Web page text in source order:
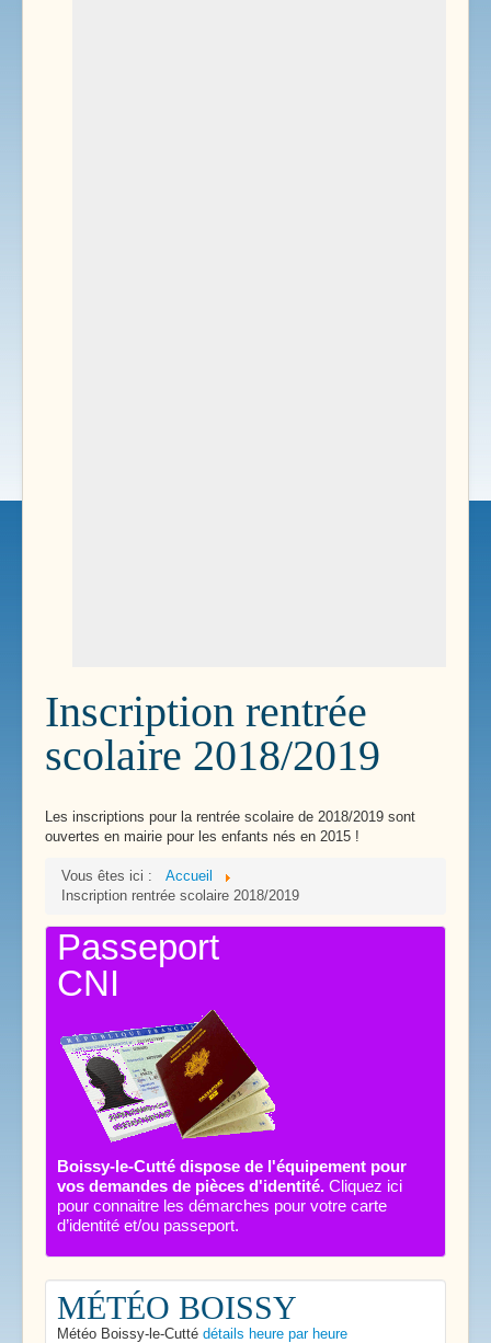
Inscription rentrée
scolaire 2018/2019
Les inscriptions pour la rentrée scolaire de 2018/2019 sont
ouvertes en mairie pour les enfants nés en 2015 !
Vous êtes ici :
Accueil
Inscription rentrée scolaire 2018/2019
Passeport
CNI
Boissy-le-Cutté dispose de l'équipement pour
vos demandes de pièces d'identité. Cliquez ici
pour connaitre les démarches pour votre carte
d’identité et/ou passeport.
MÉTÉO BOISSY
Météo Boissy-le-Cutté détails heure par heure